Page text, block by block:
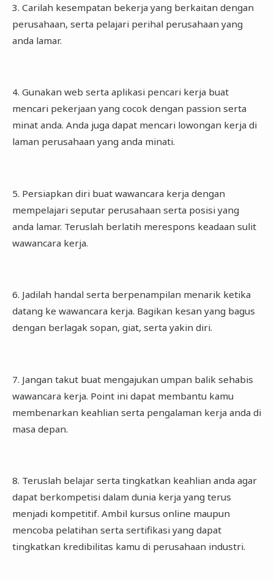
3. Carilah kesempatan bekerja yang berkaitan dengan
perusahaan, serta pelajari perihal perusahaan yang
anda lamar.
4. Gunakan web serta aplikasi pencari kerja buat
mencari pekerjaan yang cocok dengan passion serta
minat anda. Anda juga dapat mencari lowongan kerja di
laman perusahaan yang anda minati.
5. Persiapkan diri buat wawancara kerja dengan
mempelajari seputar perusahaan serta posisi yang
anda lamar. Teruslah berlatih merespons keadaan sulit
wawancara kerja.
6. Jadilah handal serta berpenampilan menarik ketika
datang ke wawancara kerja. Bagikan kesan yang bagus
dengan berlagak sopan, giat, serta yakin diri.
7. Jangan takut buat mengajukan umpan balik sehabis
wawancara kerja. Point ini dapat membantu kamu
membenarkan keahlian serta pengalaman kerja anda di
masa depan.
8. Teruslah belajar serta tingkatkan keahlian anda agar
dapat berkompetisi dalam dunia kerja yang terus
menjadi kompetitif. Ambil kursus online maupun
mencoba pelatihan serta sertifikasi yang dapat
tingkatkan kredibilitas kamu di perusahaan industri.